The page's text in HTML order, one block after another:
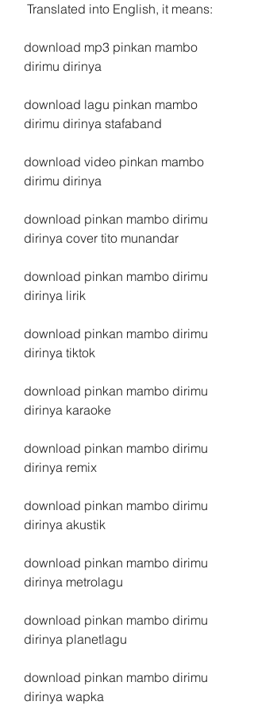
Translated into English, it means:
download mp3 pinkan mambo
dirimu dirinya
download lagu pinkan mambo
dirimu dirinya stafaband
download video pinkan mambo
dirimu dirinya
download pinkan mambo dirimu
dirinya cover tito munandar
download pinkan mambo dirimu
dirinya lirik
download pinkan mambo dirimu
dirinya tiktok
download pinkan mambo dirimu
dirinya karaoke
download pinkan mambo dirimu
dirinya remix
download pinkan mambo dirimu
dirinya akustik
download pinkan mambo dirimu
dirinya metrolagu
download pinkan mambo dirimu
dirinya planetlagu
download pinkan mambo dirimu
dirinya wapka